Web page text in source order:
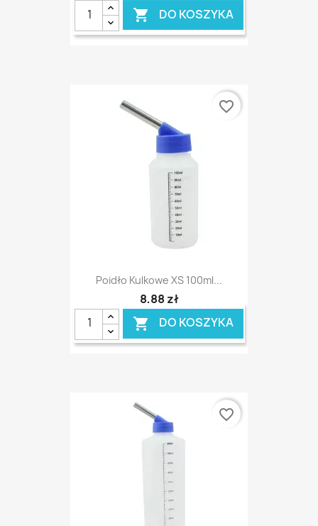
 DO KOSZYKA
Poidło Kulkowe XS 100ml...
8,88 zł
 DO KOSZYKA
favorite_border
favorite_border